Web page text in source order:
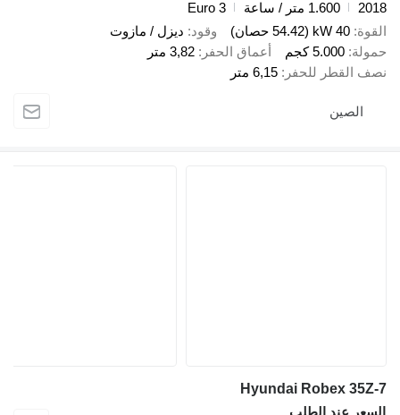
1.600 متر / ساعة
Euro 3
40 kW (54.42 حصان) وقود ديزل / مازوت
5.000 كجم أعماق الحفر 3,82 متر
القطر للحفر 6,15 متر
الصين
Hyundai Robex